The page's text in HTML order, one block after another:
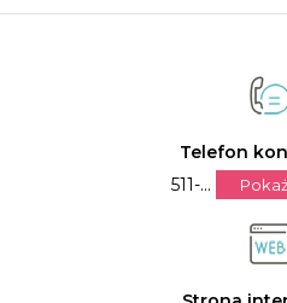
Telefon
511-...